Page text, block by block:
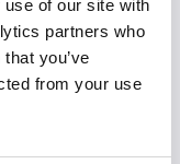
of our site with
partners who
you’ve
from your use
1